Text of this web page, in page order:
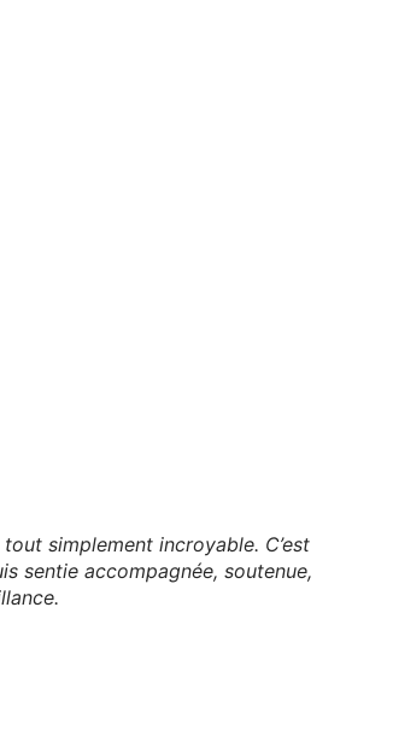
simplement incroyable. C’est
sentie accompagnée, soutenue,